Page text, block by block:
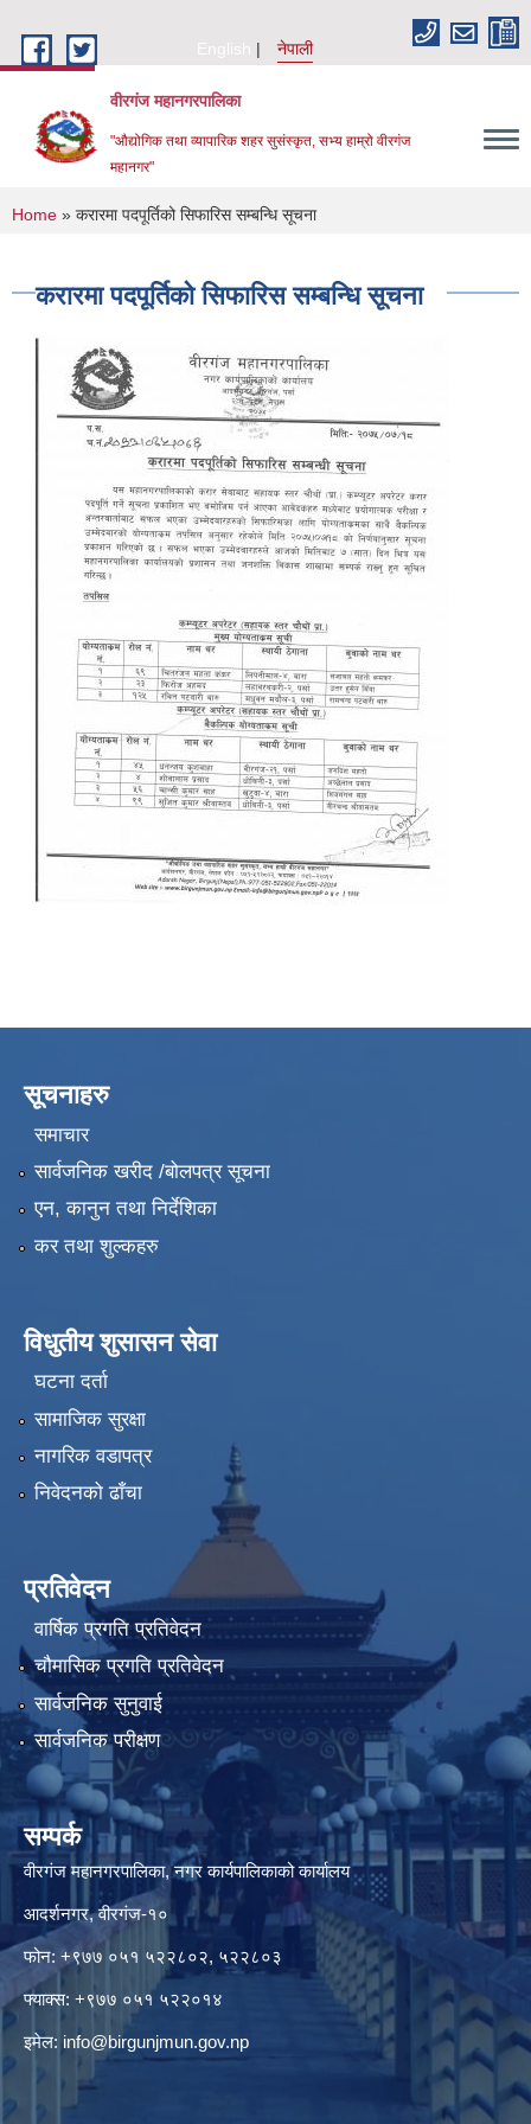
English
नेपाली
वीरगंज महानगरपालिका
"औद्योगिक तथा व्यापारिक शहर सुसंस्कृत, सभ्य हाम्रो वीरगंज
महानगर"
You are here
Home » करारमा पदपूर्तिको सिफारिस सम्बन्धि सूचना
करारमा पदपूर्तिको सिफारिस सम्बन्धि सूचना
सूचनाहरु
समाचार
सार्वजनिक खरीद /बोलपत्र सूचना
एन, कानुन तथा निर्देशिका
कर तथा शुल्कहरु
विधुतीय शुसासन सेवा
घटना दर्ता
सामाजिक सुरक्षा
नागरिक वडापत्र
निवेदनको ढाँचा
प्रतिवेदन
वार्षिक प्रगति प्रतिवेदन
चौमासिक प्रगति प्रतिवेदन
सार्वजनिक सुनुवाई
सार्वजनिक परीक्षण
सम्पर्क
वीरगंज महानगरपालिका, नगर कार्यपालिकाको कार्यालय
आदर्शनगर, वीरगंज-१०
फोन: +९७७ ०५१ ५२२८०२, ५२२८०३
फ्याक्स: +९७७ ०५१ ५२२०१४
इमेल: info@birgunjmun.gov.np